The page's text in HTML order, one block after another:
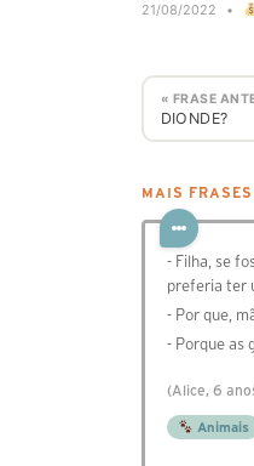
21/08/2022 •
« FRASE
DIONDE?
MAIS FRASES
- ⁠Filha, se
preferia ter
-⁠ ⁠Por que,
- ⁠Porque as
(Alice, 6
Animais